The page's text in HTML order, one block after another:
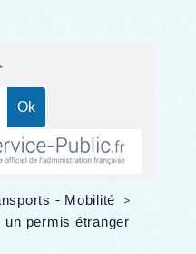
- Mobilité >
un permis étranger